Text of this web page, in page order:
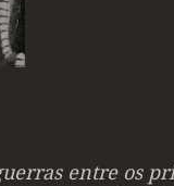
entre os